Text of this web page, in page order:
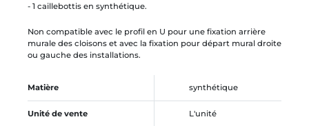
- 1 caillebottis en synthétique.
Non compatible avec le profil en U pour une fixation arrière
murale des cloisons et avec la fixation pour départ mural droite
ou gauche des installations.
Matière synthétique
Unité de vente L'unité